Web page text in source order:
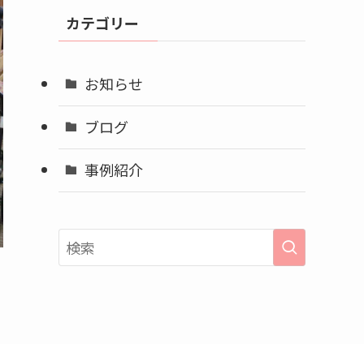
イ
ブ
カテゴリー
お知らせ
ブログ
事例紹介